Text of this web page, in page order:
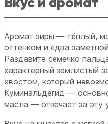
Аромат зиры — тёплый,
оттенком и едва
Раздавите семечко
характерный землистый
хвостом, который
Куминальдегид —
масла — отвечает за эту